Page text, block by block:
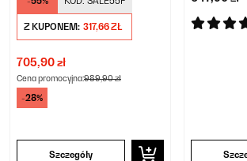
Z KUPONEM: 317,66 ZŁ
705,90 zł
Cena promocyjna:989,90 zł
-28%
Szczegóły